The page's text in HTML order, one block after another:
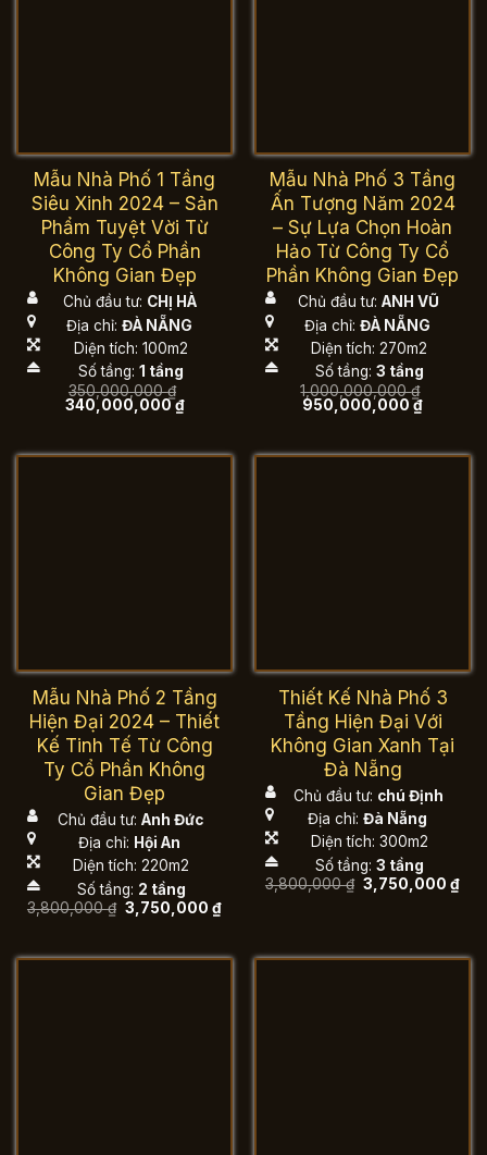
Mẫu Nhà Phố 1 Tầng
Siêu Xinh 2024 – Sản
Phẩm Tuyệt Vời Từ
Công Ty Cổ Phần
Không Gian Đẹp
Chủ đầu tư: CHỊ HÀ
Địa chỉ: ĐÀ NẴNG
Diện tích: 100m2
Số tầng: 1 tầng
350,000,000₫
Giá
340,000,000₫Giá
hiện
340,000,000 ₫.
Mẫu Nhà Phố 3 Tầng
Ấn Tượng Năm 2024
– Sự Lựa Chọn Hoàn
Hảo Từ Công Ty Cổ
Phần Không Gian Đẹp
Chủ đầu tư: ANH VŨ
Địa chỉ: ĐÀ NẴNG
Diện tích: 270m2
Số tầng: 3 tầng
1,000,000,000₫
Giá
950,000,000₫Giá
Mẫu Nhà Phố 2 Tầng
Hiện Đại 2024 – Thiết
Kế Tinh Tế Từ Công
Ty Cổ Phần Không
Gian Đẹp
Chủ đầu tư: Anh Đức
Địa chỉ: Hội An
Diện tích: 220m2
Số tầng: 2 tầng
3,800,000₫ Giá
gốc
3,750,000₫Giá
3,750,000 ₫.
Thiết Kế Nhà Phố 3
Tầng Hiện Đại Với
Không Gian Xanh Tại
Đà Nẵng
Chủ đầu tư: chú Định
Địa chỉ: Đà Nẵng
Diện tích: 300m2
Số tầng: 3 tầng
3,800,000₫ Giá
gốc
3,750,000₫Giá